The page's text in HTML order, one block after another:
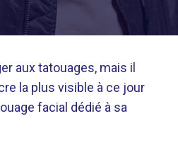
aux tatouages, mais il
la plus visible à ce jour
facial dédié à sa